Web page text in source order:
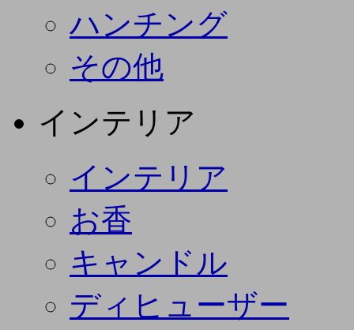
ハンチング
その他
インテリア
インテリア
お香
キャンドル
ディヒューザー